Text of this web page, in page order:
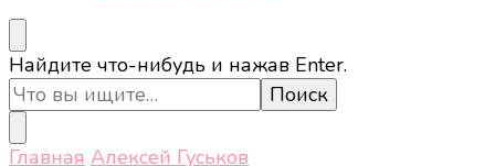
Ищите
что-
то?
Найдите что-нибудь и нажав Enter.
Главная Алексей Гуськов